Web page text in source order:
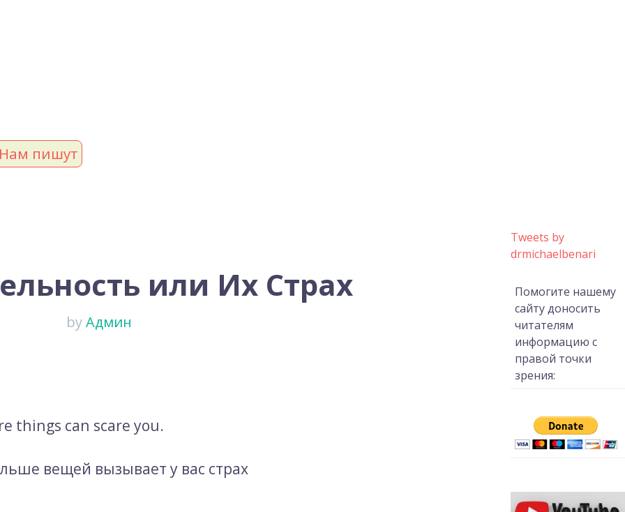
Нам пишут
или Их Страх
byАдмин
things can scare you.
вещей вызывает у вас страх
Tweets by
drmichaelbenari
Помогите нашему
сайту доносить
читателям
информацию с
правой точки
зрения: